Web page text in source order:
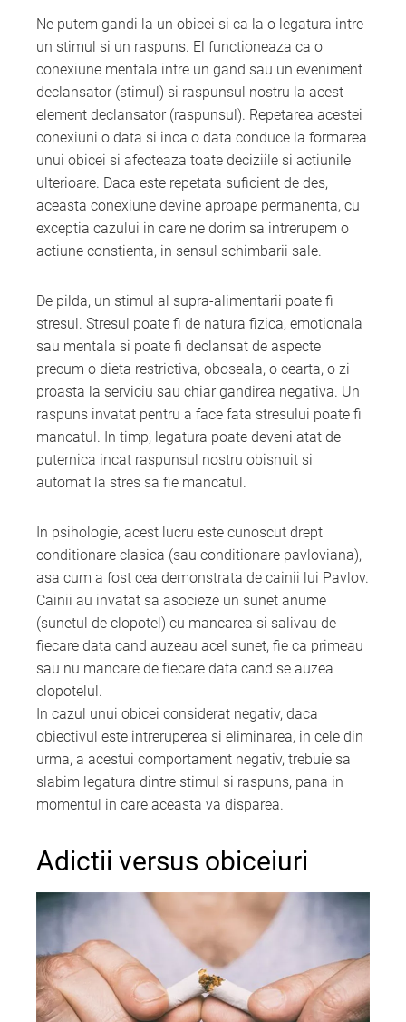
Ne putem gandi la un obicei si ca la o legatura intre
un stimul si un raspuns. El functioneaza ca o
conexiune mentala intre un gand sau un eveniment
declansator (stimul) si raspunsul nostru la acest
element declansator (raspunsul). Repetarea acestei
conexiuni o data si inca o data conduce la formarea
unui obicei si afecteaza toate deciziile si actiunile
ulterioare. Daca este repetata suficient de des,
aceasta conexiune devine aproape permanenta, cu
exceptia cazului in care ne dorim sa intrerupem o
actiune constienta, in sensul schimbarii sale.
De pilda, un stimul al supra-alimentarii poate fi
stresul. Stresul poate fi de natura fizica, emotionala
sau mentala si poate fi declansat de aspecte
precum o dieta restrictiva, oboseala, o cearta, o zi
proasta la serviciu sau chiar gandirea negativa. Un
raspuns invatat pentru a face fata stresului poate fi
mancatul. In timp, legatura poate deveni atat de
puternica incat raspunsul nostru obisnuit si
automat la stres sa fie mancatul.
In psihologie, acest lucru este cunoscut drept
conditionare clasica (sau conditionare pavloviana),
asa cum a fost cea demonstrata de cainii lui Pavlov.
Cainii au invatat sa asocieze un sunet anume
(sunetul de clopotel) cu mancarea si salivau de
fiecare data cand auzeau acel sunet, fie ca primeau
sau nu mancare de fiecare data cand se auzea
clopotelul.
In cazul unui obicei considerat negativ, daca
obiectivul este intreruperea si eliminarea, in cele din
urma, a acestui comportament negativ, trebuie sa
slabim legatura dintre stimul si raspuns, pana in
momentul in care aceasta va disparea.
Adictii versus obiceiuri